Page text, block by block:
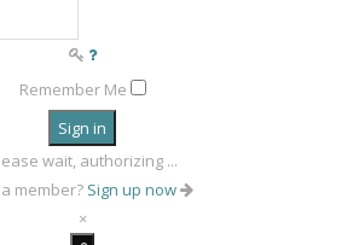
Remember Me
Sign in
wait, authorizing ...
member? Sign up now
×